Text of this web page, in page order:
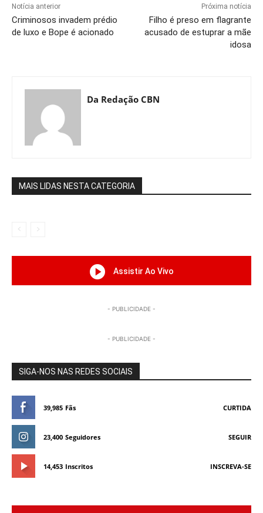
Notícia anterior
Criminosos invadem prédio
de luxo e Bope é acionado
Próxima notícia
Filho é preso em flagrante
acusado de estuprar a mãe
idosa
Da Redação CBN
MAIS LIDAS NESTA CATEGORIA
Assistir Ao Vivo
- PUBLICIDADE -
- PUBLICIDADE -
SIGA-NOS NAS REDES SOCIAIS
39,985 Fãs CURTIDA
23,400 Seguidores SEGUIR
14,453 Inscritos INSCREVA-SE